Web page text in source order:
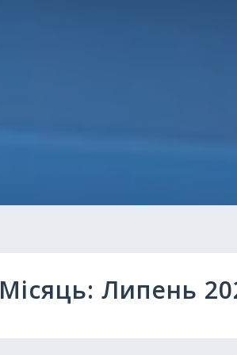
Місяць: Липень